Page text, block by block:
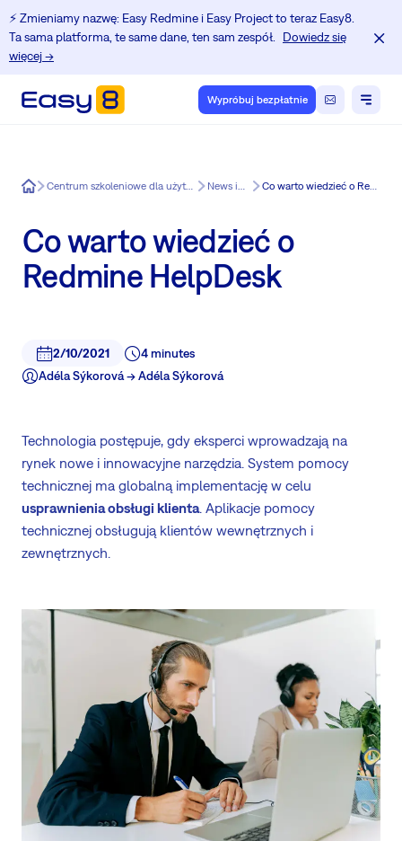
⚡️ Zmieniamy nazwę: Easy Redmine i Easy Project to teraz Easy8.
Ta sama platforma, te same dane, ten sam zespół.
Dowiedz się
więcej →
Wypróbuj bezpłatnie
Easy8 Centrum szkoleniowe dla użytkowników Redmine. News in Easy8 Co warto wiedzieć o Redmine HelpDesk
Co warto wiedzieć o
Redmine HelpDesk
2/10/2021
4 minutes
Adéla Sýkorová -> Adéla Sýkorová
Technologia postępuje, gdy eksperci wprowadzają na
rynek nowe i innowacyjne narzędzia. System pomocy
technicznej ma globalną implementację w celu
usprawnienia obsługi klienta. Aplikacje pomocy
technicznej obsługują klientów wewnętrznych i
zewnętrznych.